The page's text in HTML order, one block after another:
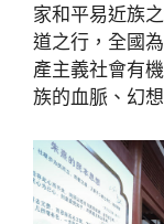
家和平易近族
道之行，全國
產主義社會有
族的血脈、幻